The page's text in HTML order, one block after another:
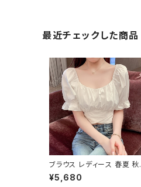
最近チェックした商品
ブラウス レディース 春夏 秋
冬 春 夏 秋 冬 白 シャツ 半袖
ブラウスシャツ 白シャツ バッ
¥5,680